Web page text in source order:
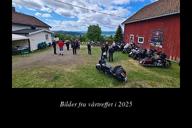
Bilder fra vårtreffet i 2025